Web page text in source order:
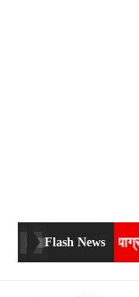
Flash News
गंभीर बीमारियों